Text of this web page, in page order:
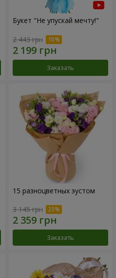
Букет "Не упускай мечту!"
2 443 грн
Заказать
15 разноцветных эустом
3 145 грн
Заказать